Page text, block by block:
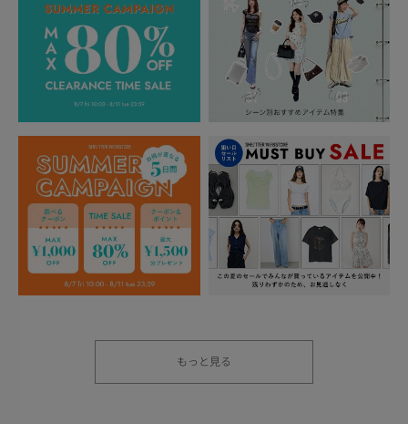
もっと見る